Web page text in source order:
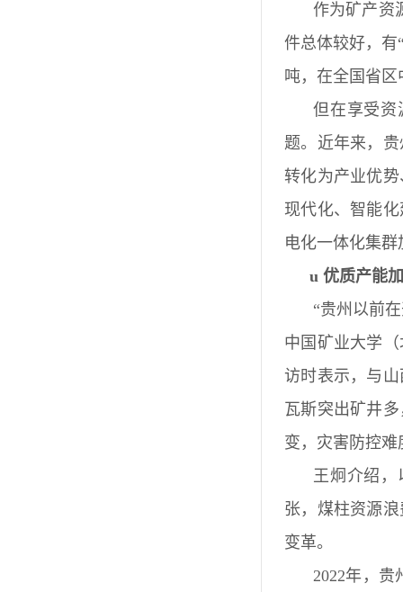
作为矿产资
件总体较好，有
吨，在全国省区
但在享受资
题。近年来，
转化为产业优
现代化、智能
电化一体化集
u 优质产能
“贵州以前
中国矿业大学
访时表示，与
瓦斯突出矿井
变，灾害防控
王炯介绍
张，煤柱资源
变革。
2022年，